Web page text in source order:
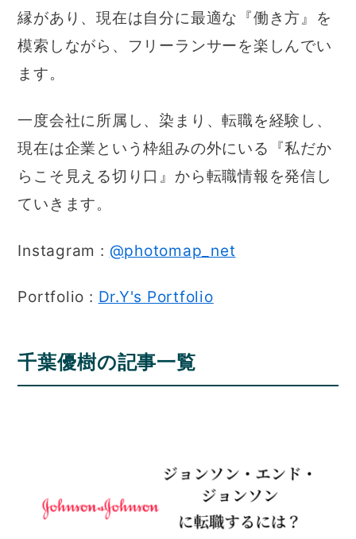
縁があり、現在は自分に最適な『働き方』を
模索しながら、フリーランサーを楽しんでい
ます。
一度会社に所属し、染まり、転職を経験し、
現在は企業という枠組みの外にいる『私だか
らこそ見える切り口』から転職情報を発信し
ていきます。
Instagram : @photomap_net
Portfolio : Dr.Y's Portfolio
千葉優樹の記事一覧